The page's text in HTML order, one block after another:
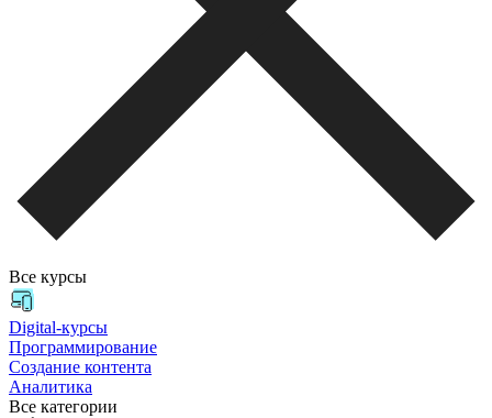
Все курсы
Digital-курсы
Программирование
Создание контента
Аналитика
Все категории